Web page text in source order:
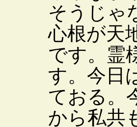
そうじゃ
心根が天
です。霊
す。今日
ておる。
から私共